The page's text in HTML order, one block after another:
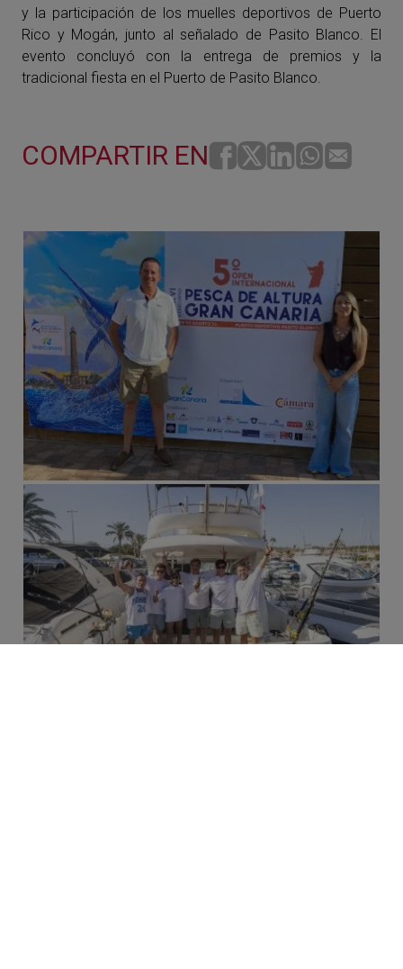
y la participación de los muelles deportivos de Puerto
Rico y Mogán, junto al señalado de Pasito Blanco . El
evento concluyó con la entrega de premios y la
tradicional fiesta en el Puerto de Pasito Blanco
COMPARTIR EN